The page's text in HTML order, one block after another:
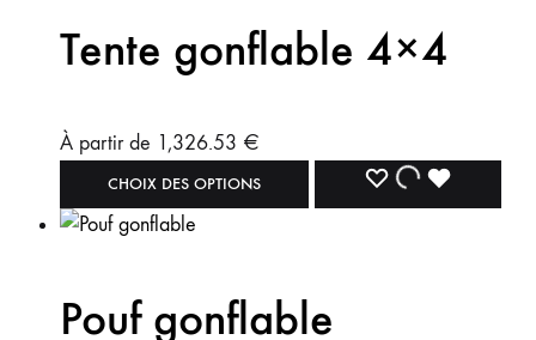
Tente gonflable 4×4
À partir de 1,326.53 €
CHOIX DES OPTIONS
Pouf gonflable